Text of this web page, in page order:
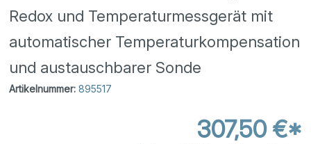
Redox und Temperaturmessgerät mit
automatischer Temperaturkompensation
und austauschbarer Sonde
Artikelnummer: 895517
307,50 €*